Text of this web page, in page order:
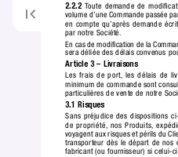
2.2.2 Toute demande de
volume d’une Commande passée
en compte qu’après demande
par notre Société.
En cas de modiﬁcation de la
sera déliée des délais convenus
Article 3 – Livraisons
Les frais de port, les délais de
minimum de commande sont
particulières de vente de notre
3.1 Risques
Sans préjudice des dispositions
de propriété,
nos Produits,
voyagent aux risques et périls du
transporteur dès le départ de nos
fabricant (ou fournisseur) si celui-